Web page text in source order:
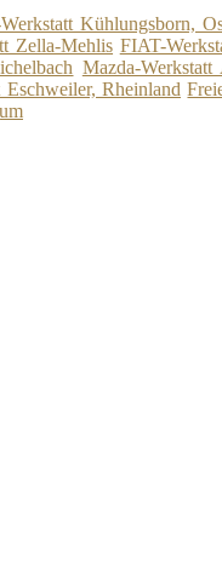
Kühlungsborn,
Zella-Mehlis FIAT-
Mazda-Werkstatt
Eschweiler, Rheinland